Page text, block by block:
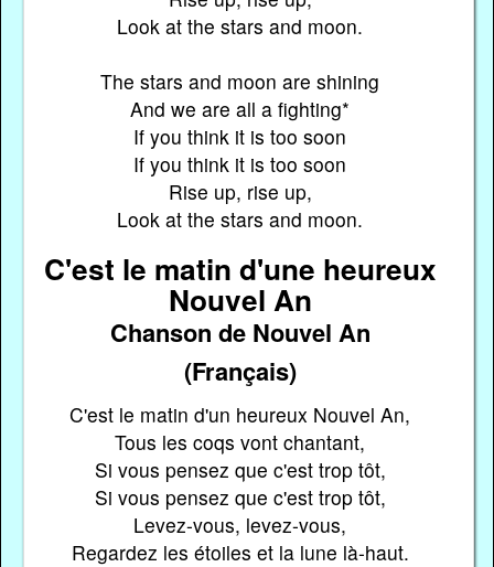
Look at the stars and moon.
The stars and moon are shining
And we are all a fighting*
If you think it is too soon
If you think it is too soon
Rise up, rise up,
Look at the stars and moon.
C'est le matin d'une heureux
Nouvel An
Chanson de Nouvel An
(Français)
C'est le matin d'un heureux Nouvel An,
Tous les coqs vont chantant,
Si vous pensez que c'est trop tôt,
Si vous pensez que c'est trop tôt,
Levez-vous, levez-vous,
Regardez les étoiles et la lune là-haut.